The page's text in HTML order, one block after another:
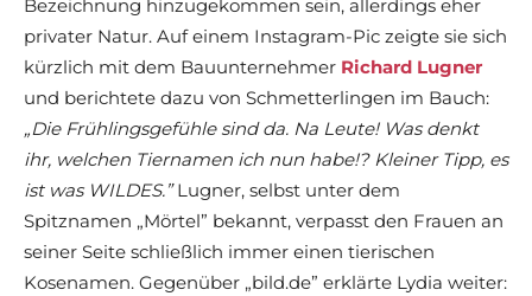
Bezeichnung hinzugekommen sein, allerdings eher
privater Natur. Auf einem Instagram-Pic zeigte sie sich
kürzlich mit dem Bauunternehmer Richard Lugner
und berichtete dazu von Schmetterlingen im Bauch:
„Die Frühlingsgefühle sind da. Na Leute! Was denkt
ihr, welchen Tiernamen ich nun habe!? Kleiner Tipp, es
ist was WILDES.”Lugner, selbst unter dem
Spitznamen „Mörtel” bekannt, verpasst den Frauen an
seiner Seite schließlich immer einen tierischen
Kosenamen. Gegenüber „bild.de” erklärte Lydia weiter: